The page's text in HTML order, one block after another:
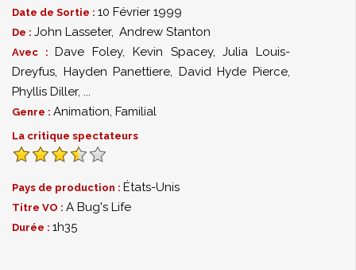
Date de Sortie : 10 Février 1999
De : John Lasseter, Andrew Stanton
Avec : Dave Foley, Kevin Spacey,Julia Louis-
Dreyfus, Hayden Panettiere, David Hyde Pierce,
Phyllis Diller, ...
Genre : Animation, Familial
La critique spectateurs
Pays de production : États-Unis
Titre VO : A Bug's Life
Durée : 1h35